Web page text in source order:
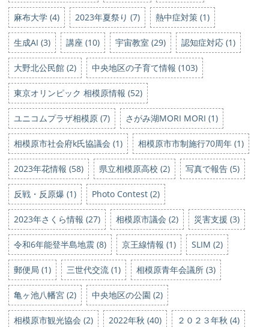
麻布大学 (4) 2023年夏祭り (7) 熱中症対策 (1)
生成AI (3) 講座 (10) 宇宙教室 (29) 認知症対応 (1)
大野北公民館 (2) 中央地区の子育て情報 (103)
東京オリンピック 相模原情報 (52)
ユニコムプラザ相模原 (7) さがみ湖MORI MORI (1)
相模原市社会府k氏協議会 (1) 相模原市市制施行70周年 (1)
2023年花情報 (58) 県立相模原高校 (2) 写真で報告 (5)
反戦・反原爆 (1) Photo Contest (2)
2023年さくら情報 (27) 相模原市議会 (2) 災害支援 (3)
令和6年能登半島地震 (8) 京王線情報 (1) SLIM (2)
郵便局 (1) 三世代交流 (1) 相模原青年会議所 (3)
亀ヶ池八幡宮 (2) 中央地区の公園 (2)
相模原市観光協会 (2) 2022年秋 (40) ２０２３年秋 (4)